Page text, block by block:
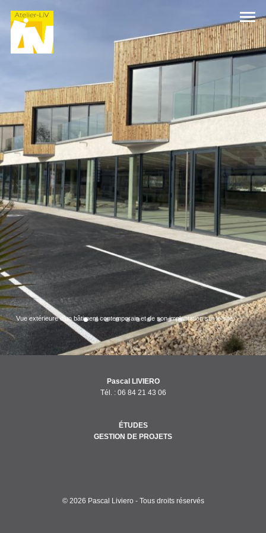
Vue extérieure d’un bâtiment contemporain et de son implantation sur le site.
Pascal LIVIERO
Tél. : 06 84 21 43 06
ÉTUDES
GESTION DE PROJETS
© 2026 Pascal Liviero - Tous droits réservés